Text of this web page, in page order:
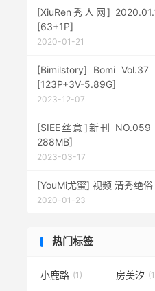
[XiuRen秀人网]
[63+1P]
2020-01-21
[Bimilstory] Bomi
[123P+3V-5.89G]
2023-12-07
[SIEE丝意]新刊
288MB]
2023-03-17
[YouMi尤蜜] 视频 清秀绝
2020-01-23
热门标签
小鹿路 (1) 房美汐